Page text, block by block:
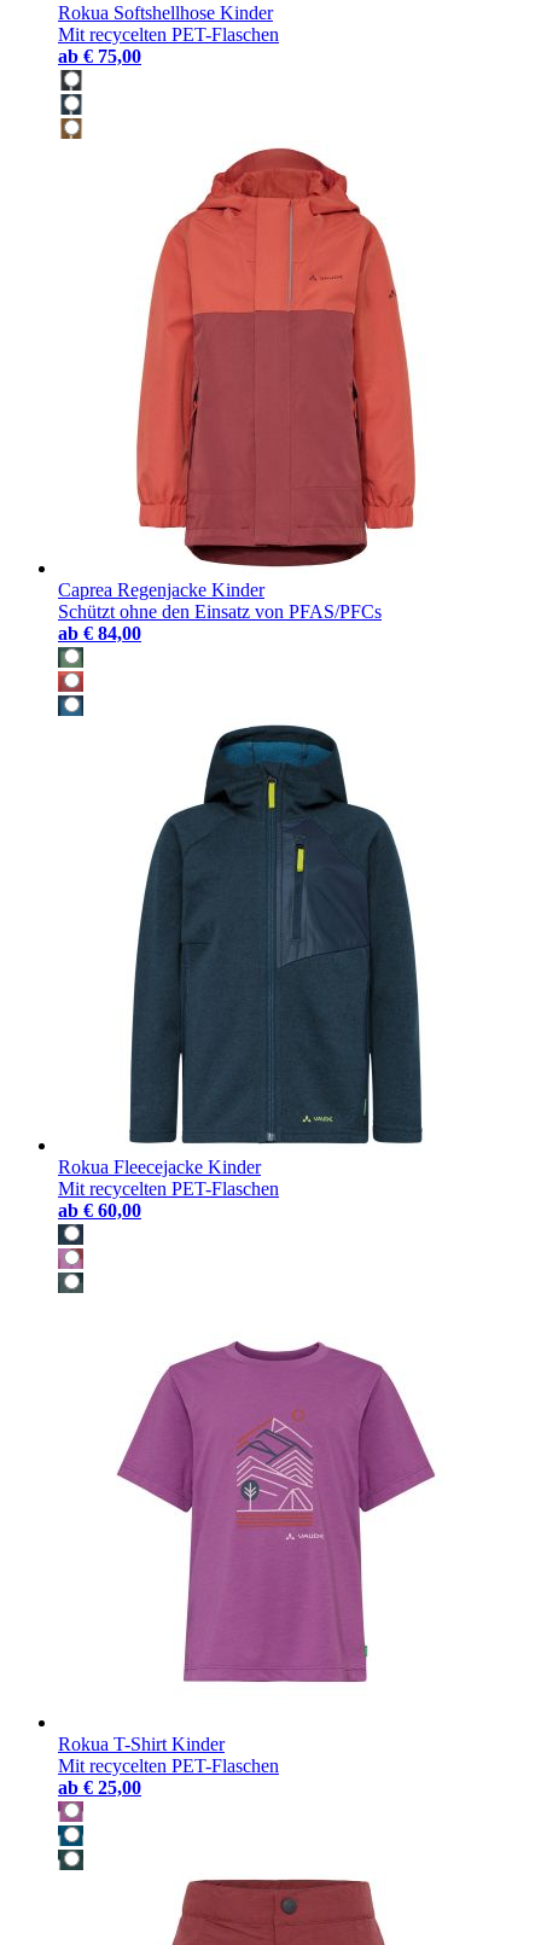
Rokua Softshellhose Kinder
Mit recycelten PET-Flaschen
ab € 75,00
Caprea Regenjacke Kinder
Schützt ohne den Einsatz von PFAS/PFCs
ab € 84,00
Rokua Fleecejacke Kinder
Mit recycelten PET-Flaschen
ab € 60,00
Rokua T-Shirt Kinder
Mit recycelten PET-Flaschen
ab € 25,00